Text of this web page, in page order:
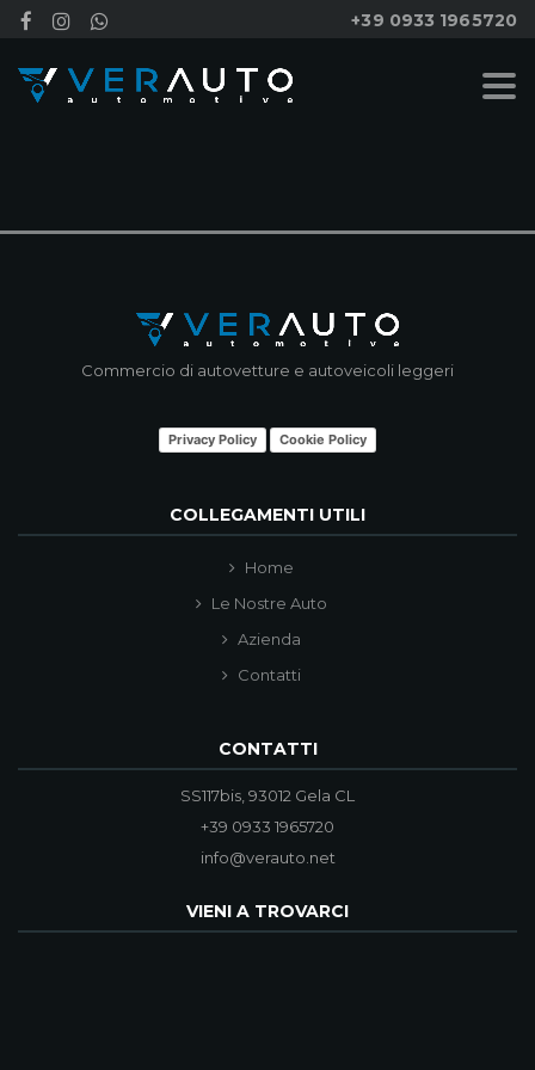
+39 0933 1965720
Commercio di autovetture e autoveicoli leggeri
Privacy Policy Cookie Policy
COLLEGAMENTI UTILI
Home
Le Nostre Auto
Azienda
Contatti
CONTATTI
SS117bis, 93012 Gela CL
+39 0933 1965720
info@verauto.net
VIENI A TROVARCI